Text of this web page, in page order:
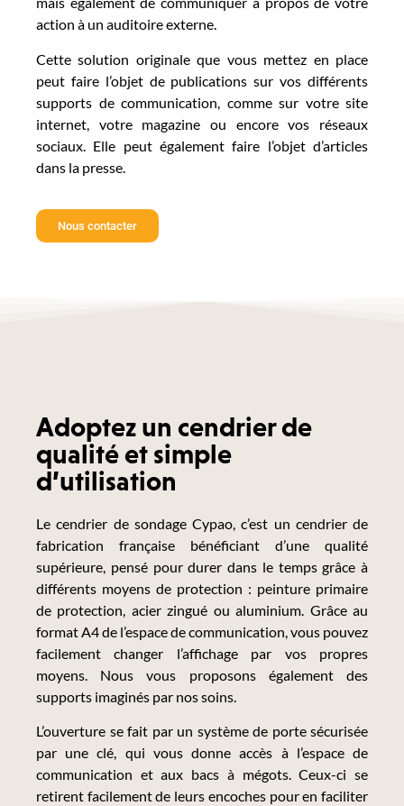
action à un auditoire externe.
Cette solution originale que vous mettez en place
peut faire l’objet de publications sur vos différents
supports de communication, comme sur votre site
internet, votre magazine ou encore vos réseaux
sociaux. Elle peut également faire l’objet d’articles
dans la presse.
Nous contacter
Adoptez un cendrier de
qualité et simple
d’utilisation
Le cendrier de sondage Cypao, c’est un cendrier de
fabrication française bénéficiant d’une qualité
supérieure, pensé pour durer dans le temps grâce à
différents moyens de protection : peinture primaire
de protection, acier zingué ou aluminium. Grâce au
format A4 de l’espace de communication, vous pouvez
facilement changer l’affichage par vos propres
moyens. Nous vous proposons également des
supports imaginés par nos soins.
L’ouverture se fait par un système de porte sécurisée
par une clé, qui vous donne accès à l’espace de
communication et aux bacs à mégots. Ceux-ci se
retirent facilement de leurs encoches pour en faciliter